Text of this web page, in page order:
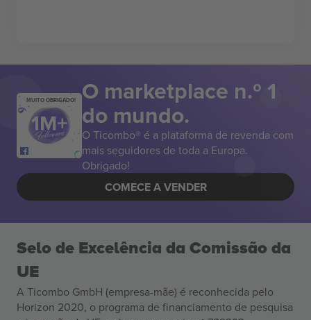
MUITO OBRIGADO! O marketplace n.º 1
do mundo.
O Ticombo® é a plataforma de revenda com
mais seguidores de toda a Europa.
Obrigado!
COMECE A VENDER
Selo de Excelência da Comissão da
UE
A Ticombo GmbH (empresa-mãe) é reconhecida pelo
Horizon 2020, o programa de financiamento de pesquisa